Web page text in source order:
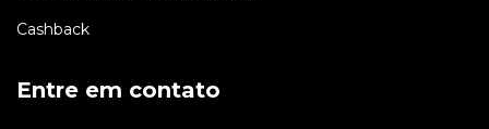
Cashback
Entre em contato